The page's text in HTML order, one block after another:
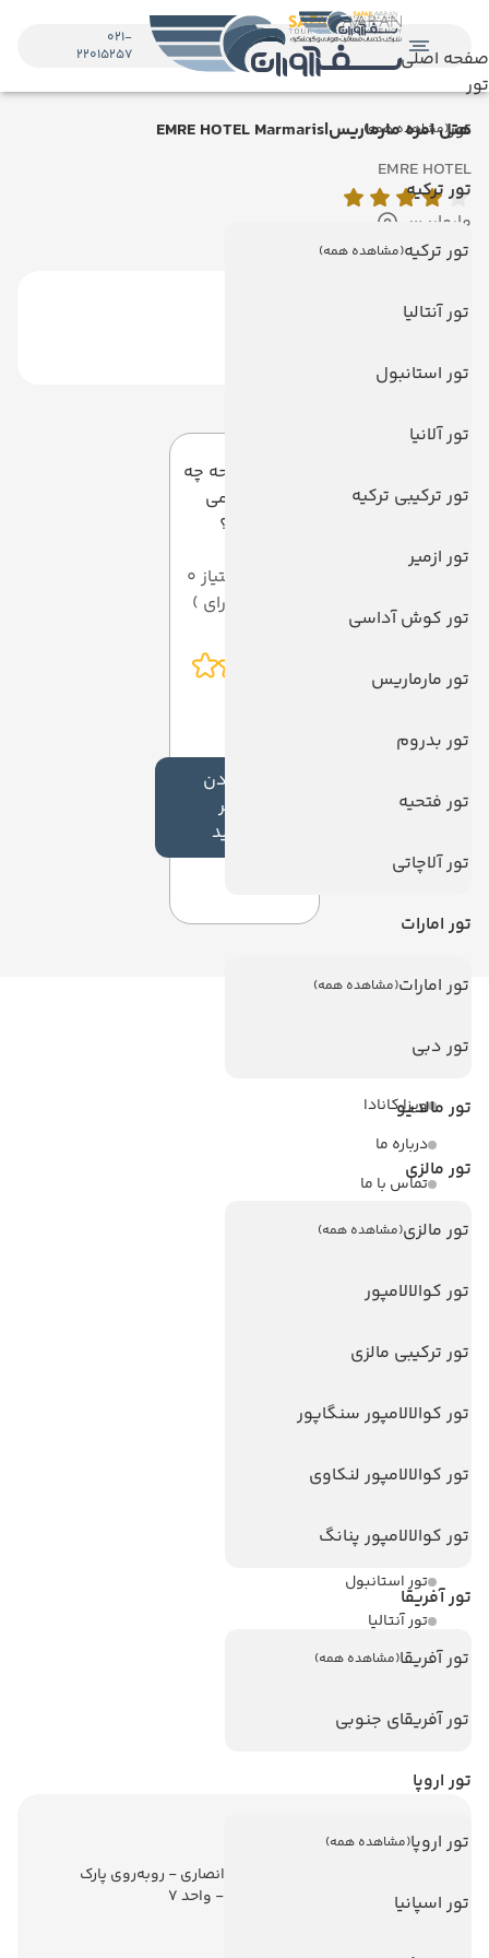
صفحه اصلی
تور
تور(مشاهده همه)
تور ترکیه
تور ترکیه(مشاهده همه)
تور آنتالیا
تور استانبول
تور آلانیا
تور ترکیبی ترکیه
تور ازمیر
تور کوش آداسی
تور مارماریس
تور بدروم
تور فتحیه
تور آلاچاتی
تور امارات
تور امارات(مشاهده همه)
تور دبی
تور مالدیو
تور مالزی
تور مالزی(مشاهده همه)
تور کوالالامپور
تور ترکیبی مالزی
تور کوالالامپور سنگاپور
تور کوالالامپور لنکاوی
تور کوالالامپور پنانگ
تور آفریقا
تور آفریقا(مشاهده همه)
تور آفریقای جنوبی
تور اروپا
تور اروپا(مشاهده همه)
تور اسپانیا
021-
22015257
هتل امره مارماریس|EMRE HOTEL Marmaris
EMRE HOTEL
مارماریس
به این صفحه چه
امتیازی می
دهید؟
میانگین امتیاز 0
افزودن
نظر
جدید
ویزا کانادا
درباره ما
تماس با ما
مجله گردشگری
هتل های پر بازدید
هتل های استانبول
هتل های تایلند
هتل های سریلانکا
تورهای پربازدید
تور استانبول
تور آنتالیا
تور پوکت
اطلاعات تماس
تهران - ولیعصر - نبش کوچه انصاری - روبه‌روی پارک
ملت - برج ملت - طبقه ششم - واحد 7